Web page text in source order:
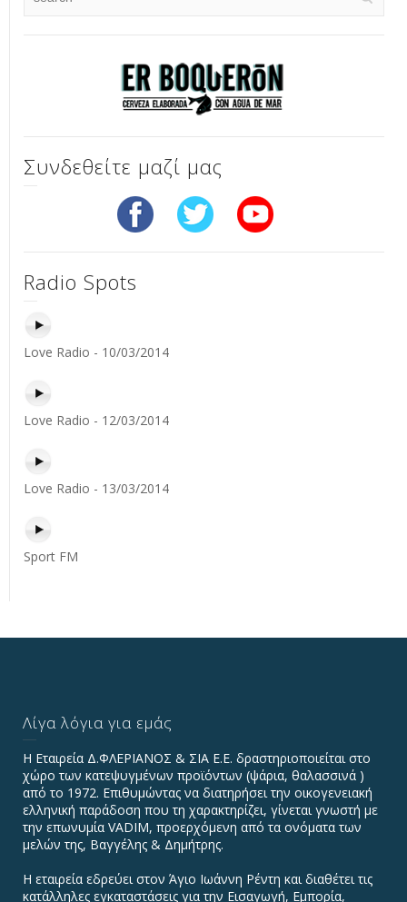
Συνδεθείτε μαζί μας
Radio Spots
Love Radio - 10/03/2014
Love Radio - 12/03/2014
Love Radio - 13/03/2014
Sport FM
Λίγα λόγια για εμάς
Η Εταιρεία Δ.ΦΛΕΡΙΑΝΟΣ & ΣΙΑ Ε.Ε. δραστηριοποιείται στο
χώρο των κατεψυγμένων προϊόντων (ψάρια, θαλασσινά )
από το 1972. Επιθυμώντας να διατηρήσει την οικογενειακή
ελληνική παράδοση που τη χαρακτηρίζει, γίνεται γνωστή με
την επωνυμία VADIΜ, προερχόμενη από τα ονόματα των
μελών της, Βαγγέλης & Δημήτρης.
Η εταιρεία εδρεύει στον Άγιο Ιωάννη Ρέντη και διαθέτει τις
κατάλληλες εγκαταστάσεις για την Εισαγωγή, Εμπορία,